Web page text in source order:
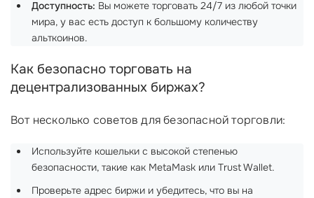
Доступность: Вы можете торговать 24/7 из любой точки
мира, у вас есть доступ к большому количеству
альткоинов.
Как безопасно торговать на
децентрализованных биржах?
Вот несколько советов для безопасной торговли:
Используйте кошельки с высокой степенью
безопасности, такие как MetaMask или Trust Wallet.
Проверьте адрес биржи и убедитесь, что вы на